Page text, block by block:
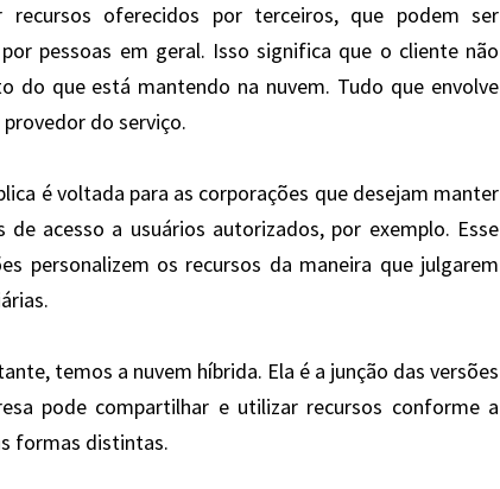
recursos oferecidos por terceiros, que podem ser
pessoas em geral. Isso significa que o cliente não
do que está mantendo na nuvem. Tudo que envolve
do serviço.
é voltada para as corporações que desejam manter
acesso a usuários autorizados, por exemplo. Esse
personalizem os recursos da maneira que julgarem
temos a nuvem híbrida. Ela é a junção das versões
pode compartilhar e utilizar recursos conforme a
formas distintas.